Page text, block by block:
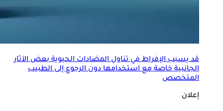
قد يسبب الإفراط في تناول المضادات الحيوية بعض الآثار
الجانبية خاصة مع استخدامها دون الرجوع إلى الطبيب
المتخصص
إعلان